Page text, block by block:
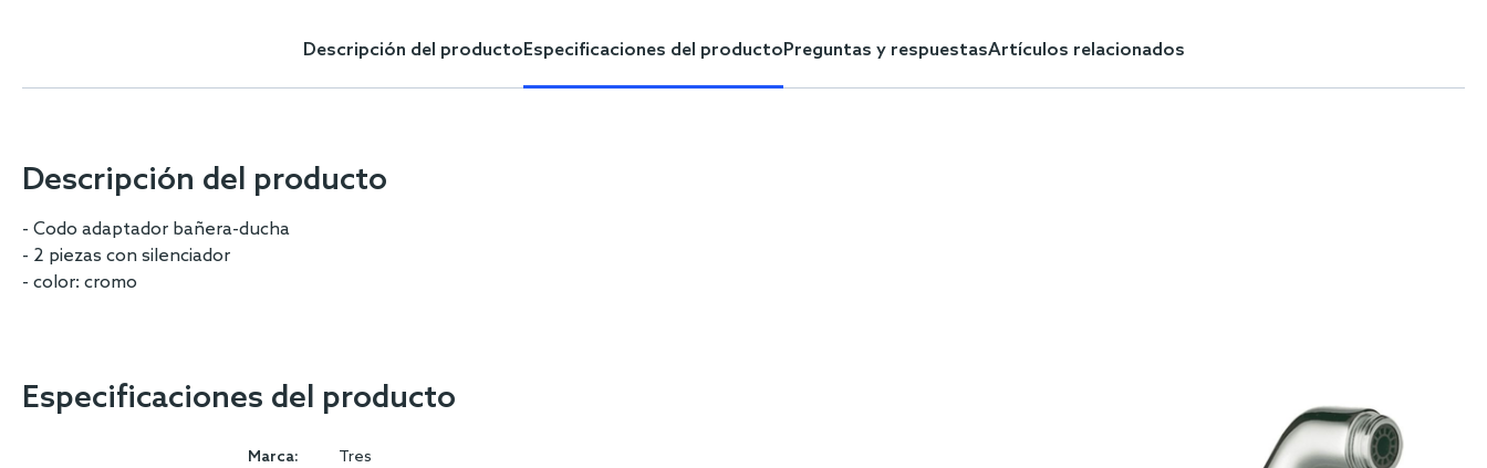
Descripción del producto Especificaciones del producto Preguntas y respuestasArtículos relacionados
Descripción del producto
- Codo adaptador bañera-ducha
- 2 piezas con silenciador
- color: cromo
Especificaciones del producto
Marca: Tres